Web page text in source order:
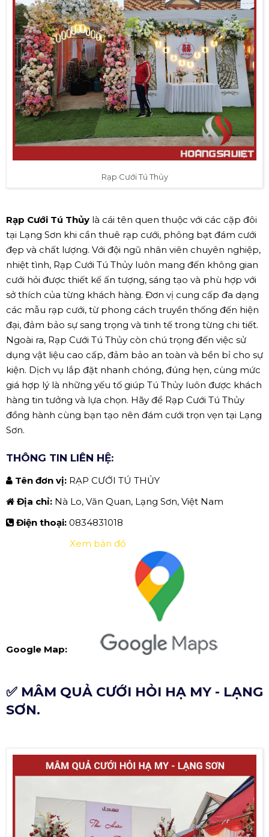
Rạp Cưới Tú Thủy
Rạp Cưới Tú Thủy là cái tên quen thuộc với các cặp đôi
tại Lạng Sơn khi cần thuê rạp cưới, phông bạt đám cưới
đẹp và chất lượng. Với đội ngũ nhân viên chuyên nghiệp,
nhiệt tình, Rạp Cưới Tú Thủy luôn mang đến không gian
cưới hỏi được thiết kế ấn tượng, sáng tạo và phù hợp với
sở thích của từng khách hàng. Đơn vị cung cấp đa dạng
các mẫu rạp cưới, từ phong cách truyền thống đến hiện
đại, đảm bảo sự sang trọng và tinh tế trong từng chi tiết.
Ngoài ra, Rạp Cưới Tú Thủy còn chú trọng đến việc sử
dụng vật liệu cao cấp, đảm bảo an toàn và bền bỉ cho sự
kiện. Dịch vụ lắp đặt nhanh chóng, đúng hẹn, cùng mức
giá hợp lý là những yếu tố giúp Tú Thủy luôn được khách
hàng tin tưởng và lựa chọn. Hãy để Rạp Cưới Tú Thủy
đồng hành cùng bạn tạo nên đám cưới trọn vẹn tại Lạng
Sơn.
THÔNG TIN LIÊN HỆ:
Tên đơn vị: RẠP CƯỚI TÚ THỦY
Địa chỉ: Nà Lo, Văn Quan, Lạng Sơn, Việt Nam
Điện thoại: 0834831018
Google Map:
Xem bản đồ
✅ MÂM QUẢ CƯỚI HỎI HẠ MY - LẠNG
SƠN.